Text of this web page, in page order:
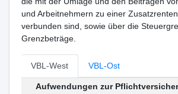
und Arbeitnehmern zu einer
verbunden sind, sowie über die
Grenzbeträge.
VBL-West VBL-Ost
Aufwendungen zur